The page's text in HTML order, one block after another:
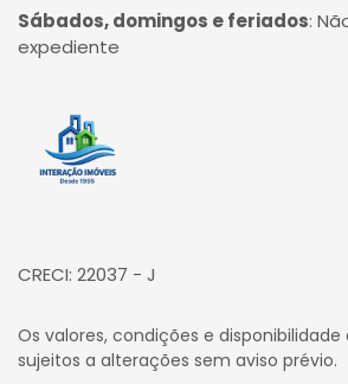
Sábados, domingos e feriados:
expediente
Página inicial
CRECI: 22037 - J
Os valores, condições e
sujeitos a alterações sem aviso prévio.